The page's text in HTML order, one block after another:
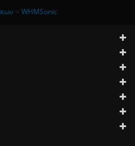
> WHMSonic